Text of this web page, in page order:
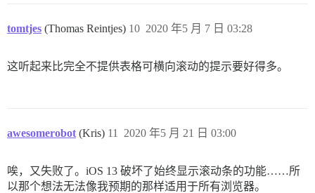
tomtjes (Thomas Reintjes) 2020 年5 月 7 日 03:28
10
这听起来比完全不提供表格可横向滚动的提示要好得多。
awesomerobot (Kris) 2020 年5 月 21 日 03:00
11
唉，又失败了。iOS 13 破坏了始终显示滚动条的功能……所
以那个想法无法像我预期的那样适用于所有浏览器。